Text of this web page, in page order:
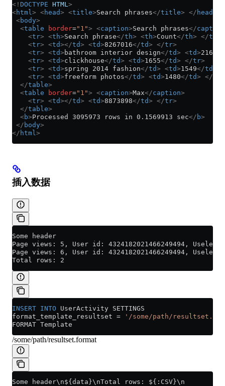
<! DOCTYPE HTML>
<html> <head> <title>Search phrases</title> </ head
<body>
  <
table border="1"> <caption>Search phrases</caption
    <
tr> <th>Search phrase</th> <th>Count</th> </tr
    <
tr> <td></td> <td>8267016</td> </tr>
    <
tr> <td> bathroom interior design</td> <td>2166
    <
tr> <td>clickhouse</td> <td>1655</td> </tr>
    <
tr> <td>spring 2014 fashion</td> <td>1549</td
    <
tr> <td>freeform photos</td> <td>1480</td> </
  </
table>
  <
table border="1"> <caption>Max</caption>
    <
tr> <td></td> <td>8873898</td> </tr>
  </
table>
  <
b>Processed 3095973 rows in 0.1569913 sec</ b>
</ body>
</ html>
插入数据
Some header
Page views: 5, User id: 4324182021466249494,
Page views: 6, User id: 4324182021466249494,
Total rows: 2
INSERT INTO UserActivity SETTINGS
format_template_resultset = '/some/path/
FORMAT Template
/some/path/resultset.format
Some header\n${data}\nTotal rows: ${:CSV}\n